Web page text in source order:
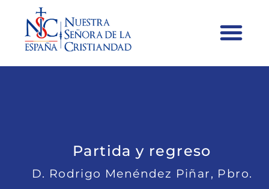
Partida y regreso
D. Rodrigo Menéndez Piñar, Pbro.